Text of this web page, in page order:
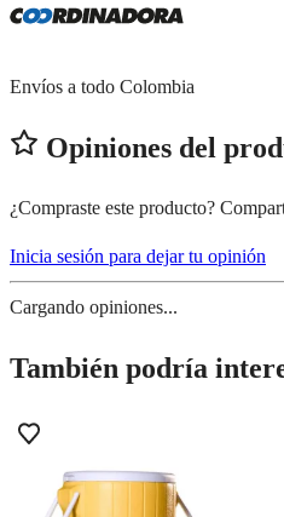
Envíos a todo Colombia
Opiniones del
¿Compraste este producto?
Inicia sesión para dejar tu opinión
Cargando opiniones...
También podría